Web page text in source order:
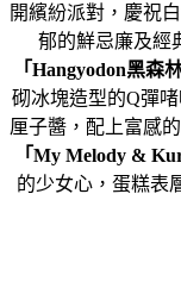
開繽紛派對，慶祝
郁的鮮忌廉及經
「Hangyodon黑森
砌冰塊造型的Q彈
厘子醬，配上富感
「My Melody &
的少女心，蛋糕表